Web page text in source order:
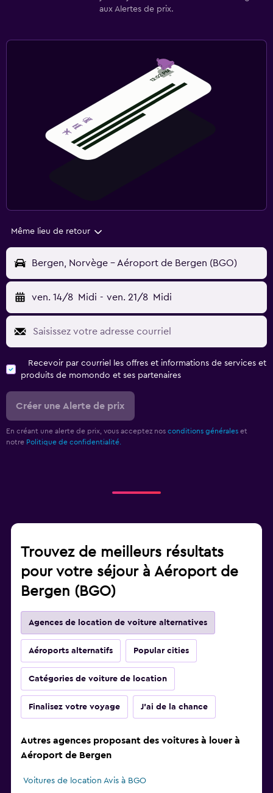
aux Alertes de prix.
Même lieu de retour
Bergen, Norvège - Aéroport de Bergen (BGO)
ven. 14/8 Midi - ven. 21/8 Midi
Recevoir par courriel les offres et informations de services et
produits de momondo et ses partenaires
Créer une Alerte de prix
En créant une alerte de prix, vous acceptez nos conditions générales et
notre Politique de confidentialité.
Trouvez de meilleurs résultats
pour votre séjour à Aéroport de
Bergen (BGO)
Agences de location de voiture alternatives
Aéroports alternatifs Popular cities
Catégories de voiture de location
Finalisez votre voyage J'ai de la chance
Autres agences proposant des voitures à louer à
Aéroport de Bergen
Voitures de location Avis à BGO